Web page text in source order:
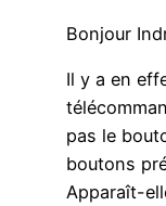
Bonjour
Il y a en
pas le
boutons
Apparaît-